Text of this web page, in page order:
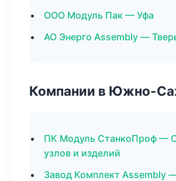
ООО Модуль Пак — Уфа
АО Энерго Assembly —
Компании в Южно-
ПК Модуль СтанкоПроф —
узлов и изделий
Завод Комплект Assembly